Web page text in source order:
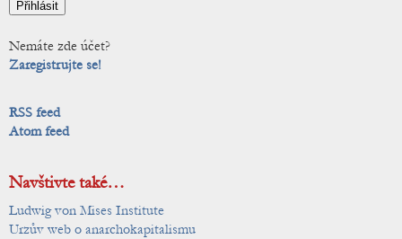
Nemáte zde účet?
Zaregistrujte se!
RSS feed
Atom feed
Navštivte také…
Ludwig von Mises Institute
Urzův web o anarchokapitalismu